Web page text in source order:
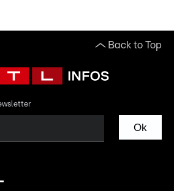
Back to Top
Ok